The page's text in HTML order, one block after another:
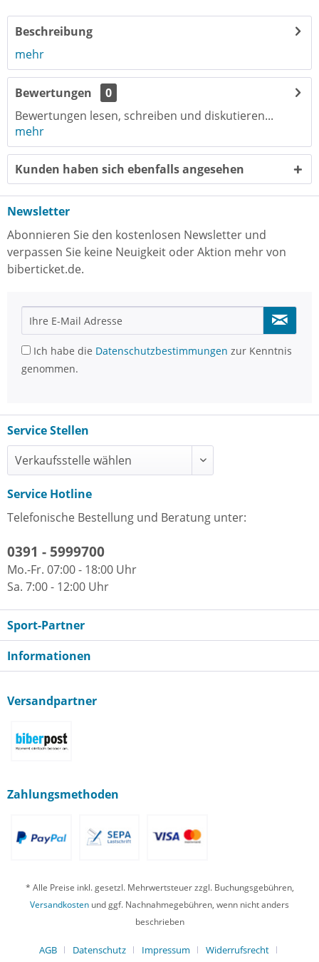
Beschreibung
mehr
Bewertungen
0
Bewertungen lesen, schreiben und diskutieren...
mehr
Kunden haben sich ebenfalls angesehen
Newsletter
Abonnieren Sie den kostenlosen Newsletter und
verpassen Sie keine Neuigkeit oder Aktion mehr von
biberticket.de.
Ich habe die Datenschutzbestimmungen zur Kenntnis
genommen.
Service Stellen
Service Hotline
Telefonische Bestellung und Beratung unter:
0391 - 5999700
Mo.-Fr. 07:00 - 18:00 Uhr
Sa. 7:00 - 12:00 Uhr
Sport-Partner
Informationen
Versandpartner
Zahlungsmethoden
* Alle Preise inkl. gesetzl. Mehrwertsteuer zzgl. Buchungsgebühren,
Versandkosten und ggf. Nachnahmegebühren, wenn nicht anders
beschrieben
AGB Datenschutz Impressum Widerrufsrecht